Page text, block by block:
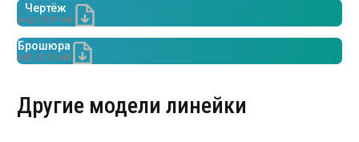
Чертёж
png / 0.01 мБ
Брошюра
pdf / 0.12 мБ
Другие модели линейки